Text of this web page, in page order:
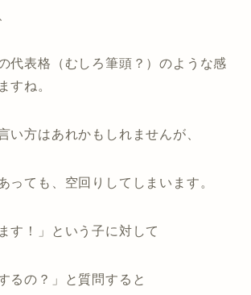
代表格（むしろ筆頭？）のような感
すね。
い方はあれかもしれませんが、
っても、空回りしてしまいます。
す！」という子に対して
るの？」と質問すると